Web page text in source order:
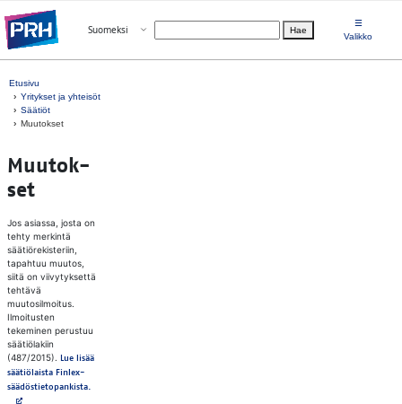
Valitse kieli
Suomeksi Avaa valikko Hae
☰
Valikko
Etusivu
Yritykset ja yhteisöt
Säätiöt
Muutokset
Muu­tok­
set
Jos asiassa, josta on
tehty merkintä
säätiörekisteriin,
tapahtuu muutos,
siitä on viivytyksettä
tehtävä
muutosilmoitus.
Ilmoitusten
tekeminen perustuu
säätiölakiin
(487/2015). Lue lisää
säätiölaista Finlex-
säädöstietopankista.